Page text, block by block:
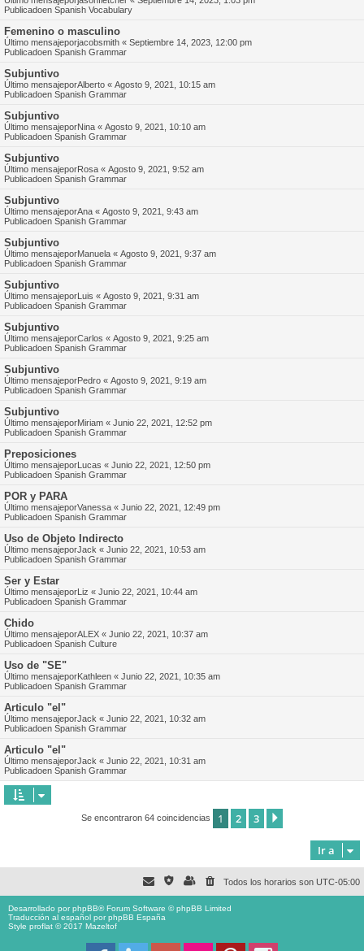
Publicadoen Spanish Vocabulary
Femenino o masculino
Último mensajeporjacobsmith « Septiembre 14, 2023, 12:00 pm
Publicadoen Spanish Grammar
Subjuntivo
Último mensajeporAlberto « Agosto 9, 2021, 10:15 am
Publicadoen Spanish Grammar
Subjuntivo
Último mensajeporNina « Agosto 9, 2021, 10:10 am
Publicadoen Spanish Grammar
Subjuntivo
Último mensajeporRosa « Agosto 9, 2021, 9:52 am
Publicadoen Spanish Grammar
Subjuntivo
Último mensajeporAna « Agosto 9, 2021, 9:43 am
Publicadoen Spanish Grammar
Subjuntivo
Último mensajeporManuela « Agosto 9, 2021, 9:37 am
Publicadoen Spanish Grammar
Subjuntivo
Último mensajeporLuis « Agosto 9, 2021, 9:31 am
Publicadoen Spanish Grammar
Subjuntivo
Último mensajeporCarlos « Agosto 9, 2021, 9:25 am
Publicadoen Spanish Grammar
Subjuntivo
Último mensajeporPedro « Agosto 9, 2021, 9:19 am
Publicadoen Spanish Grammar
Subjuntivo
Último mensajeporMiriam « Junio 22, 2021, 12:52 pm
Publicadoen Spanish Grammar
Preposiciones
Último mensajeporLucas « Junio 22, 2021, 12:50 pm
Publicadoen Spanish Grammar
POR y PARA
Último mensajeporVanessa « Junio 22, 2021, 12:49 pm
Publicadoen Spanish Grammar
Uso de Objeto Indirecto
Último mensajeporJack « Junio 22, 2021, 10:53 am
Publicadoen Spanish Grammar
Ser y Estar
Último mensajeporLiz « Junio 22, 2021, 10:44 am
Publicadoen Spanish Grammar
Chido
Último mensajeporALEX « Junio 22, 2021, 10:37 am
Publicadoen Spanish Culture
Uso de "SE"
Último mensajeporKathleen « Junio 22, 2021, 10:35 am
Publicadoen Spanish Grammar
Articulo "el"
Último mensajeporJack « Junio 22, 2021, 10:32 am
Publicadoen Spanish Grammar
Articulo "el"
Último mensajeporJack « Junio 22, 2021, 10:31 am
Publicadoen Spanish Grammar
Se encontraron 64 coincidencias 1 2 3
Ir a
Todos los horarios son UTC-05:00
Desarrollado porphpBB® Forum Software © phpBB Limited
Traducción al español porphpBB España
Style proflat © 2017 Mazeltof